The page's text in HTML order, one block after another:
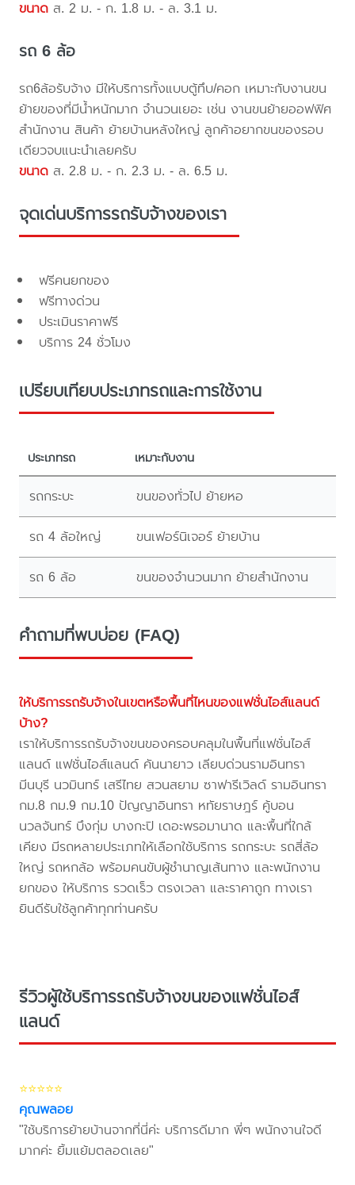
ขนาด ส. 2 ม. - ก. 1.8 ม. - ล. 3.1 ม.
รถ 6 ล้อ
รถ6ล้อรับจ้าง มีให้บริการทั้งแบบตู้ทึบ/คอก เหมาะกับงานขน
ย้ายของที่มีน้ำหนักมาก จำนวนเยอะ เช่น งานขนย้ายออฟฟิศ
สำนักงาน สินค้า ย้ายบ้านหลังใหญ่ ลูกค้าอยากขนของรอบ
เดียวจบแนะนำเลยครับ
ขนาด ส. 2.8 ม. - ก. 2.3 ม. - ล. 6.5 ม.
จุดเด่นบริการรถรับจ้างของเรา
ฟรีคนยกของ
ฟรีทางด่วน
ประเมินราคาฟรี
บริการ 24 ชั่วโมง
เปรียบเทียบประเภทรถและการใช้งาน
ประเภทรถ เหมาะกับงาน
รถกระบะ ขนของทั่วไป ย้ายหอ
รถ 4 ล้อใหญ่ ขนเฟอร์นิเจอร์ ย้ายบ้าน
รถ 6 ล้อ ขนของจำนวนมาก ย้ายสำนักงาน
คำถามที่พบบ่อย (FAQ)
ให้บริการรถรับจ้างในเขตหรือพื้นที่ไหนของแฟชั่นไอส์แลนด์
บ้าง?
เราให้บริการรถรับจ้างขนของครอบคลุมในพื้นที่แฟชั่นไอส์
แลนด์ แฟชั่นไอส์แลนด์ คันนายาว เลียบด่วนรามอินทรา
มีนบุรี นวมินทร์ เสรีไทย สวนสยาม ซาฟารีเวิลด์ รามอินทรา
กม.8 กม.9 กม.10 ปัญญาอินทรา หทัยราษฎร์ คู้บอน
นวลจันทร์ บึงกุ่ม บางกะปิ เดอะพรอมานาด และพื้นที่ใกล้
เคียง มีรถหลายประเภทให้เลือกใช้บริการ รถกระบะ รถสี่ล้อ
ใหญ่ รถหกล้อ พร้อมคนขับผู้ชำนาญเส้นทาง และพนักงาน
ยกของ ให้บริการ รวดเร็ว ตรงเวลา และราคาถูก ทางเรา
ยินดีรับใช้ลูกค้าทุกท่านครับ
รีวิวผู้ใช้บริการรถรับจ้างขนของแฟชั่นไอส์
แลนด์
⭐⭐⭐⭐⭐
คุณพลอย
"ใช้บริการย้ายบ้านจากที่นี่ค่ะ บริการดีมาก พี่ๆ พนักงานใจดี
มากค่ะ ยิ้มแย้มตลอดเลย"